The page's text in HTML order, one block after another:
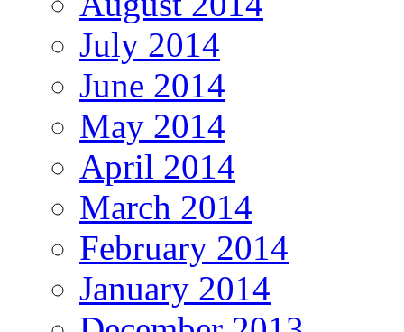
July 2014
June 2014
May 2014
April 2014
March 2014
February 2014
January 2014